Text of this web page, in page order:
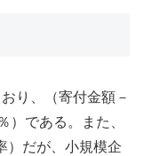
り、（寄付金額－
）である。また、
）だが、小規模企